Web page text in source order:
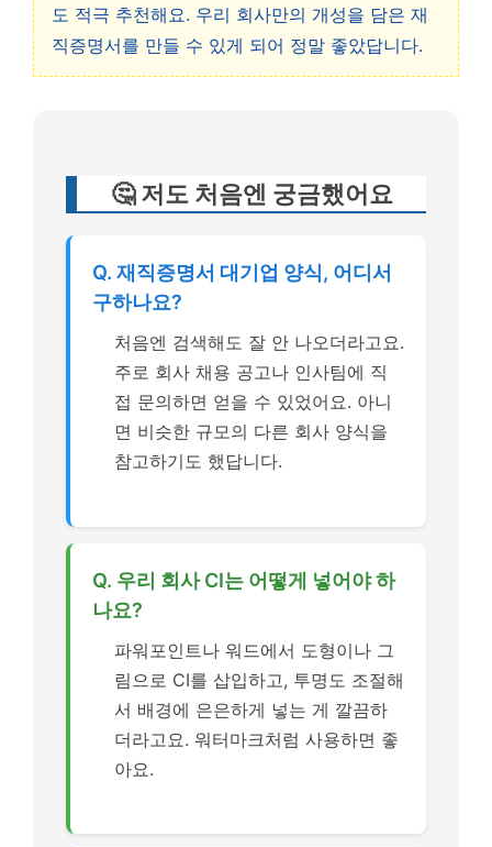
도 적극 추천해요. 우리 회사만의 개성을 담은 재
직증명서를 만들 수 있게 되어 정말 좋았답니다.
🤔 저도 처음엔 궁금했어요
Q. 재직증명서 대기업 양식, 어디서
구하나요?
처음엔 검색해도 잘 안 나오더라고요.
주로 회사 채용 공고나 인사팀에 직
접 문의하면 얻을 수 있었어요. 아니
면 비슷한 규모의 다른 회사 양식을
참고하기도 했답니다.
Q. 우리 회사 CI는 어떻게 넣어야 하
나요?
파워포인트나 워드에서 도형이나 그
림으로 CI를 삽입하고, 투명도 조절해
서 배경에 은은하게 넣는 게 깔끔하
더라고요. 워터마크처럼 사용하면 좋
아요.